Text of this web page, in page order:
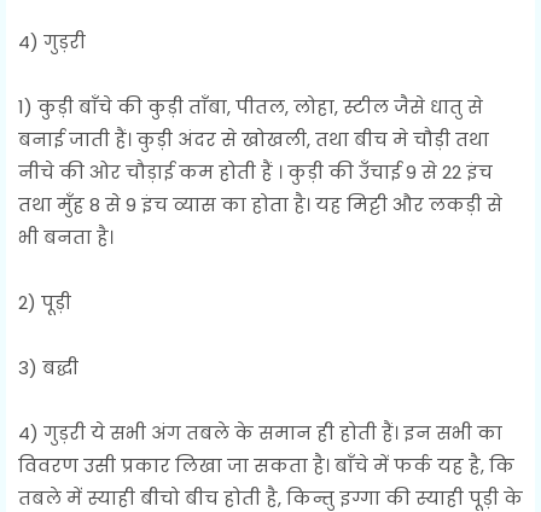
4) गुड़री
1) कुड़ी बाँचे की कुड़ी ताँबा, पीतल, लोहा, स्टील जैसे धातु से
बनाई जाती हैं। कुड़ी अंदर से खोखली, तथा बीच मे चौड़ी तथा
नीचे की ओर चौड़ाई कम होती हैं । कुड़ी की उँचाई 9 से 22 इंच
तथा मुँह 8 से 9 इंच व्यास का होता है। यह मिट्टी और लकड़ी से
भी बनता है।
2) पूड़ी
3) बद्धी
4) गुड़री ये सभी अंग तबले के समान ही होती हैं। इन सभी का
विवरण उसी प्रकार लिखा जा सकता है। बाँचे में फर्क यह है, कि
तबले में स्याही बीचो बीच होती है, किन्तु इग्गा की स्याही पूड़ी के